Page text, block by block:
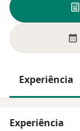
Experiência
Experiência